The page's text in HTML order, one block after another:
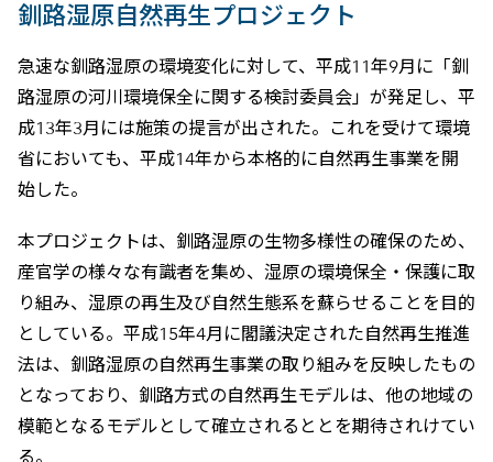
釧路湿原自然再生プロジェクト
急速な釧路湿原の環境変化に対して、平成11年9月に「釧
路湿原の河川環境保全に関する検討委員会」が発足し、平
成13年3月には施策の提言が出された。これを受けて環境
省においても、平成14年から本格的に自然再生事業を開
始した。
本プロジェクトは、釧路湿原の生物多様性の確保のため、
産官学の様々な有識者を集め、湿原の環境保全・保護に取
り組み、湿原の再生及び自然生態系を蘇らせることを目的
としている。平成15年4月に閣議決定された自然再生推進
法は、釧路湿原の自然再生事業の取り組みを反映したもの
となっており、釧路方式の自然再生モデルは、他の地域の
模範となるモデルとして確立されるととを期待されけてい
る。